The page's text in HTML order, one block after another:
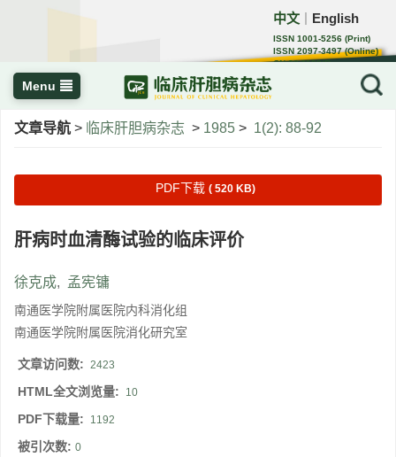
中文 English
ISSN 1001-5256 (Print)
ISSN 2097-3497 (Online)
CN 22-1108/R
Menu
文章导航 > 临床肝胆病杂志 > 1985 > 1(2): 88-92
PDF下载 ( 520 KB)
肝病时血清酶试验的临床评价
徐克成, 孟宪镛
南通医学院附属医院内科消化组
南通医学院附属医院消化研究室
文章访问数: 2423
HTML全文浏览量: 10
PDF下载量: 1192
被引次数: 0